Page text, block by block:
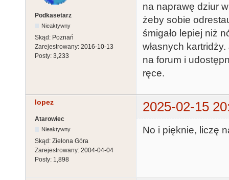
Podkasetarz
Nieaktywny
Skąd: Poznań
Zarejestrowany: 2016-10-13
Posty: 3,233
na naprawę dziur
żeby sobie
śmigało lepiej niż
własnych
na forum i
ręce.
lopez 2025-02-15
Atarowiec
Nieaktywny
Skąd: Zielona Góra
Zarejestrowany: 2004-04-04
Posty: 1,898
No i pięknie, liczę